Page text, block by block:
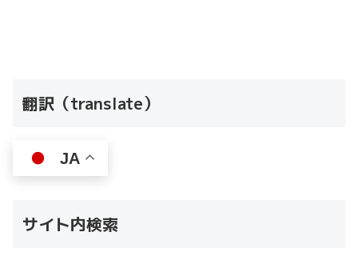
翻訳（translate）
JA
サイト内検索